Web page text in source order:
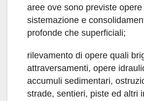
aree ove sono previste opere
sistemazione e
profonde che superficiali;
rilevamento di opere quali
attraversamenti, opere
accumuli sedimentari,
strade, sentieri, piste ed altri